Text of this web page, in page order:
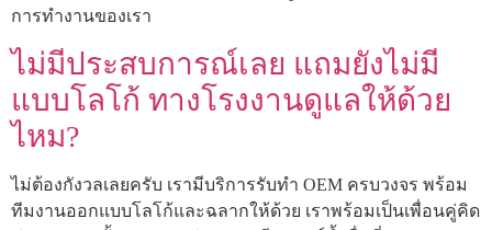
การทำงานของเรา
ไม่มีประสบการณ์เลย แถมยังไม่มี
แบบโลโก้ ทางโรงงานดูแลให้ด้วย
ไหม?
ไม่ต้องกังวลเลยครับ เรามีบริการรับทำ OEM ครบวงจร พร้อม
ทีมงานออกแบบโลโก้และฉลากให้ด้วย เราพร้อมเป็นเพื่อนคู่คิด